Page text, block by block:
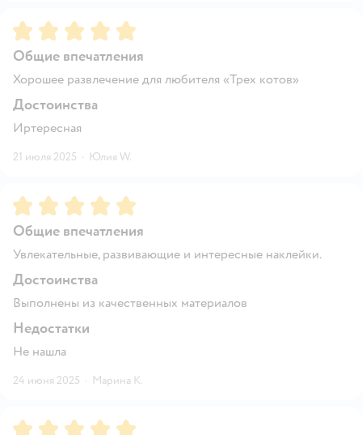
Рейтинг:5
Общие впечатления
Хорошее развлечение для любителя «Трех котов»
Достоинства
Иртересная
21 июля 2025 · Юлия W.
Рейтинг:5
Общие впечатления
Увлекательные, развивающие и интересные наклейки.
Достоинства
Выполнены из качественных материалов
Недостатки
Не нашла
24 июня 2025 · Марина К.
Рейтинг:5